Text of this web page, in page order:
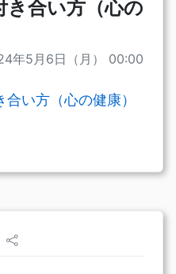
き合い方（心の
年5月6日（月） 00:00
い方（心の健康）